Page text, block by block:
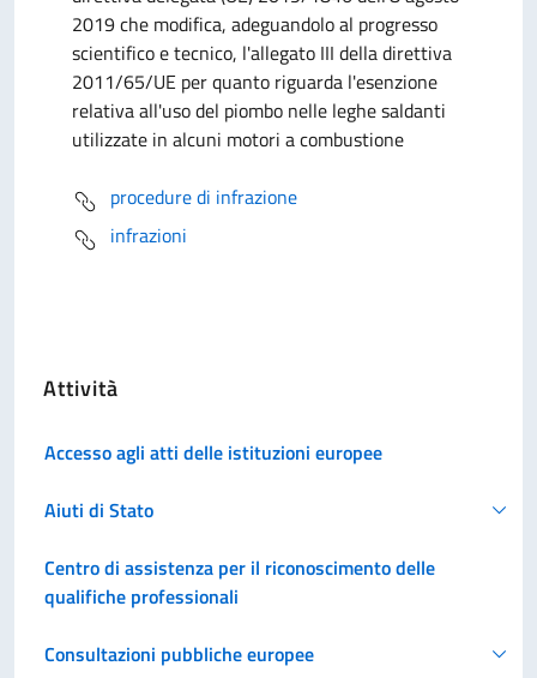
2019 che modifica, adeguandolo al progresso
scientifico e tecnico, l'allegato III della direttiva
2011/65/UE per quanto riguarda l'esenzione
relativa all'uso del piombo nelle leghe saldanti
utilizzate in alcuni motori a combustione
procedure di infrazione
infrazioni
Attività
Accesso agli atti delle istituzioni europee
Aiuti di Stato
Centro di assistenza per il riconoscimento delle
qualifiche professionali
Consultazioni pubbliche europee